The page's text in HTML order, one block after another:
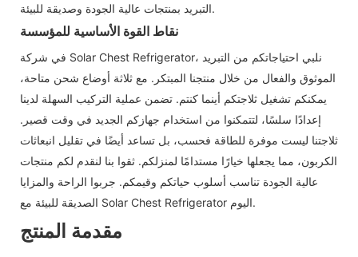
التبريد بمنتجات عالية الجودة وصديقة للبيئة.
نقاط القوة الأساسية للمؤسسة
في شركة Solar Chest Refrigerator، نلبي احتياجاتكم من التبريد
الموثوق والفعال من خلال منتجنا المبتكر. مع ثلاثة أوضاع شحن متاحة،
يمكنكم تشغيل ثلاجتكم أينما كنتم. تضمن عملية التركيب السهلة لدينا
إعدادًا سلسًا، لتتمكنوا من استخدام جهازكم الجديد في وقت قصير.
ثلاجتنا ليست موفرة للطاقة فحسب، بل تساعد أيضًا في تقليل انبعاثات
الكربون، مما يجعلها خيارًا مستدامًا لمنزلكم. ثقوا بنا لنقدم لكم منتجات
عالية الجودة تناسب أسلوب حياتكم وقيمكم. جربوا الراحة والمزايا
الصديقة للبيئة مع Solar Chest Refrigerator اليوم.
مقدمة المنتج